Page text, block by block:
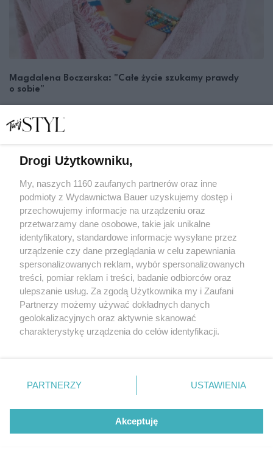
Magdalena Boczarska: "Całe życie szukamy prawdy
o sobie"
BEATA NOWICKA
Drogi Użytkowniku,
My, naszych 1160 zaufanych partnerów oraz inne
podmioty z Wydawnictwa Bauer uzyskujemy dostęp i
przechowujemy informacje na urządzeniu oraz
przetwarzamy dane osobowe, takie jak unikalne
identyfikatory, standardowe informacje wysyłane przez
urządzenie czy dane przeglądania w celu zapewniania
spersonalizowanych reklam, wybór spersonalizowanych
treści, pomiar reklam i treści, badanie odbiorców oraz
ulepszanie usług. Za zgodą Użytkownika my i Zaufani
Partnerzy możemy używać dokładnych danych
geolokalizacyjnych oraz aktywnie skanować
charakterystykę urządzenia do celów identyfikacji.
zmienić/wycofać klikając przycisk ustawień prywatności
znajdujący się w lewym dolnym rogu strony
rodzaje przetwarzania danych nie wymagają zgody
użytkownika, ale masz prawo sprzeciwić się takiemu
PARTNERZY USTAWIENIA
Akceptuję